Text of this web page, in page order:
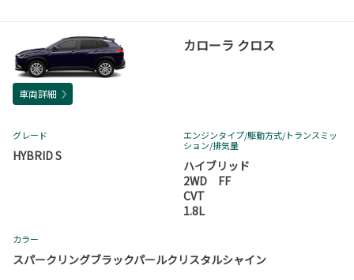
カローラ クロス
車両詳細
グレード
HYBRID S
エンジンタイプ/駆動方式/トランスミッ
ション/排気量
ハイブリッド
2WD FF
CVT
1.8L
カラー
スパークリングブラックパールクリスタルシャイン